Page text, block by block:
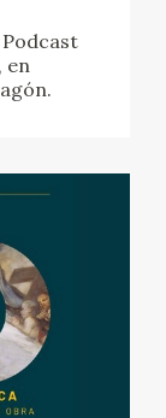
en